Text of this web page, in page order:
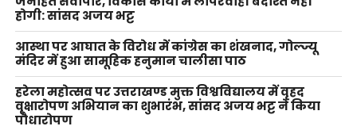
होगी: सांसद अजय भट्ट
आस्था पर आघात के विरोध में कांग्रेस का शंखनाद, गोल्ज्यू
मंदिर में हुआ सामूहिक हनुमान चालीसा पाठ
हरेला महोत्सव पर उत्तराखण्ड मुक्त विश्वविद्यालय में वृहद
वृक्षारोपण अभियान का शुभारंभ, सांसद अजय भट्ट ने किया
पौधारोपण